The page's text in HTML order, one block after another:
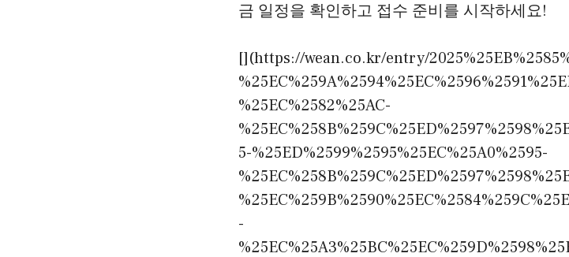
금 일정을 확인하고 접수 준비를 시작하세요!
[](https://wean.co.kr/entry/
%25EC%2582%25AC-
5-%25ED%2599%2595%25EC%25A0%2595-
-